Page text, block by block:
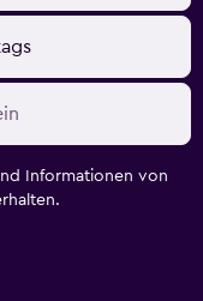
Informationen von